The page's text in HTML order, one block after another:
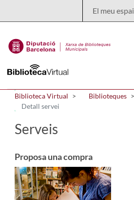
El meu espai
Biblioteca Virtual Biblioteques
Detall servei
Serveis
Proposa una compra